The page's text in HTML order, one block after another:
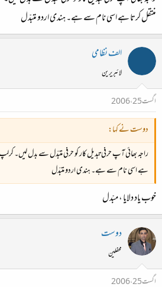
منتقل کرتا ہے اسی نام سے ہے۔ ہندی اردو متبدّل
الف نظامی
لائبریرین
اگست 25، 2006
دوست نے کہا:
راجہ بھائی آپ حرفی تبدیل کار کو حرفی متبدّل سے بدل لیں۔ کرلپ
ہے اسی نام سے ہے۔ ہندی اردو متبدّل
خوب یاد دلایا ، مبّدل
دوست
محفلین
اگست 25، 2006